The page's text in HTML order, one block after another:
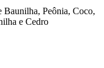
Baunilha, Peônia, Coco,
e Cedro